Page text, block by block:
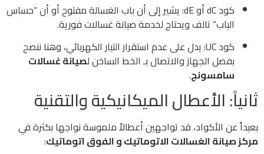
كود dC أو dE: يشير إلى أن باب الغسالة مفتوح أو أن “حساس
الباب” تالف ويحتاج لخدمة صيانة غسالات فورية.
كود UC: يدل على عدم استقرار التيار الكهربائي، وهنا ننصح
بفصل الجهاز والاتصال بـ الخط الساخن لصيانة غسالات
سامسونج.
ثانياً: الأعطال الميكانيكية والتقنية
بعيداً عن الأكواد، قد تواجهين أعطالاً ملموسة نواجها بكثرة في
مركز صيانة الغسالات الاتوماتيك و الفوق اتوماتيك: